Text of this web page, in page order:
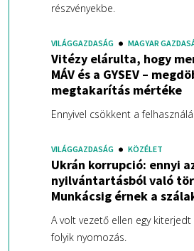
részvényekbe.
VILÁGGAZDASÁG MAGYAR
Vitézy elárulta, hogy
MÁV és a GYSEV –
megtakarítás mértéke
Ennyivel csökkent a
VILÁGGAZDASÁG KÖZÉLET
Ukrán korrupció: ennyi
nyilvántartásból való
Munkácsig érnek a
A volt vezető ellen egy
folyik nyomozás.